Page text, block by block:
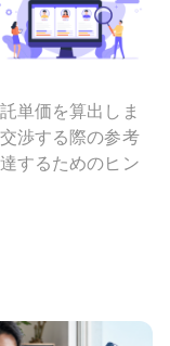
単価を算出しま
渉する際の参考
するためのヒン